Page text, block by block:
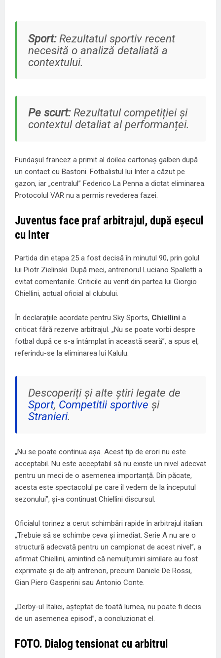
Sport:Rezultatul sportiv recent
necesită o analiză detaliată a
contextului.
Pe scurt:Rezultatul competiției și
contextul detaliat al performanței.
Fundașul francez a primit al doilea cartonaș galben după
un contact cu Bastoni. Fotbalistul lui Inter a căzut pe
gazon, iar „centralul” Federico La Penna a dictat eliminarea.
Protocolul VAR nu a permis revederea fazei.
Juventus face praf arbitrajul, după eșecul
cu Inter
Partida din etapa 25 a fost decisă în minutul 90, prin golul
lui Piotr Zielinski. După meci, antrenorul Luciano Spalletti a
evitat comentariile. Criticile au venit din partea lui Giorgio
Chiellini, actual oficial al clubului.
În declarațiile acordate pentru Sky Sports, Chiellini a
criticat fără rezerve arbitrajul. „Nu se poate vorbi despre
fotbal după ce s-a întâmplat în această seară”, a spus el,
referindu-se la eliminarea lui Kalulu.
Descoperiți și alte știri legate de
Sport, Competitii sportive și
Stranieri.
„Nu se poate continua așa. Acest tip de erori nu este
acceptabil. Nu este acceptabil să nu existe un nivel adecvat
pentru un meci de o asemenea importanță. Din păcate,
acesta este spectacolul pe care îl vedem de la începutul
sezonului”, și-a continuat Chiellini discursul.
Oficialul torinez a cerut schimbări rapide în arbitrajul italian.
„Trebuie să se schimbe ceva și imediat. Serie A nu are o
structură adecvată pentru un campionat de acest nivel”, a
afirmat Chiellini, amintind că nemulțumiri similare au fost
exprimate și de alți antrenori, precum Daniele De Rossi,
Gian Piero Gasperini sau Antonio Conte.
„Derby-ul Italiei, așteptat de toată lumea, nu poate fi decis
de un asemenea episod”, a concluzionat el.
FOTO. Dialog tensionat cu arbitrul